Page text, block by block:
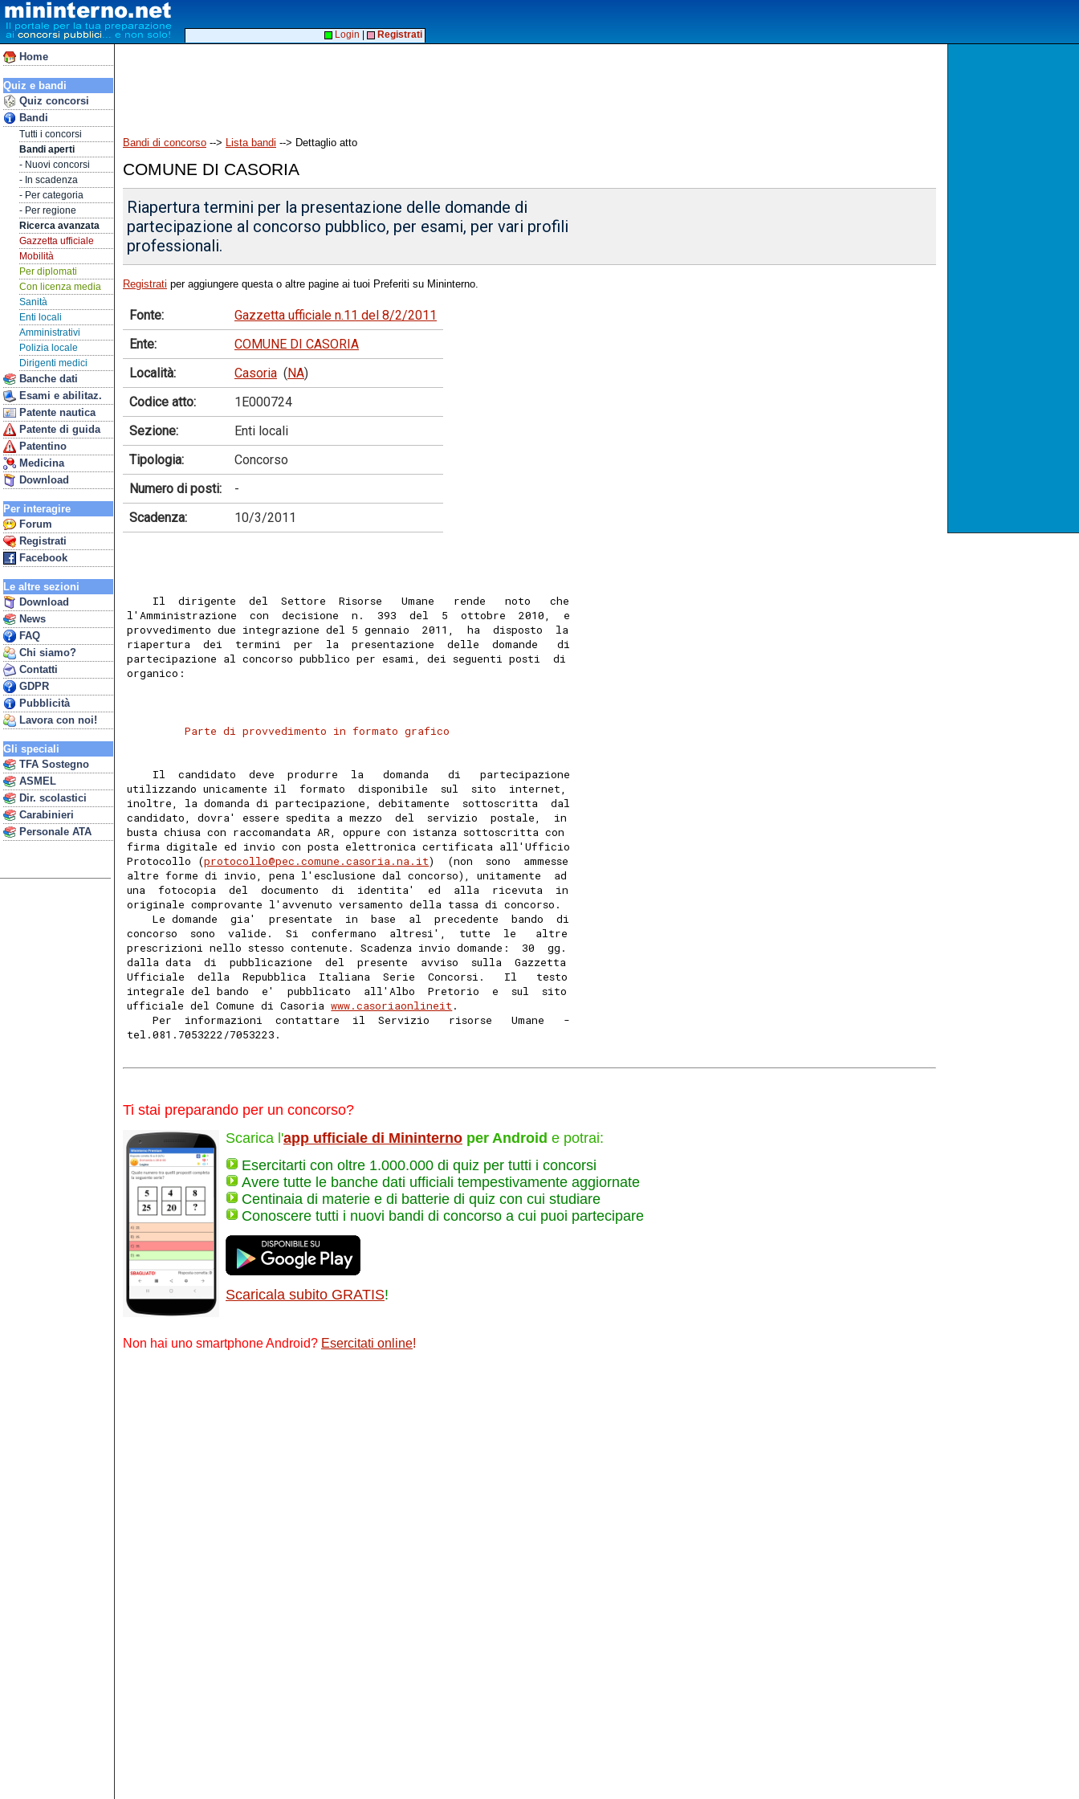
Home
Quiz e bandi
Quiz concorsi
Bandi
Tutti i concorsi
Bandi aperti
- Nuovi concorsi
- In scadenza
- Per categoria
- Per regione
Ricerca avanzata
Gazzetta ufficiale
Mobilità
Per diplomati
Con licenza media
Sanità
Enti locali
Amministrativi
Polizia locale
Dirigenti medici
Banche dati
Esami e abilitaz.
Patente nautica
Patente di guida
Patentino
Medicina
Download
Per interagire
Forum
Registrati
Facebook
Le altre sezioni
Download
News
FAQ
Chi siamo?
Contatti
GDPR
Pubblicità
Lavora con noi!
Gli speciali
TFA Sostegno
ASMEL
Dir. scolastici
Carabinieri
Personale ATA
Login Registrati
Bandi di concorso --> Lista bandi --> Dettaglio atto
COMUNE DI CASORIA
Riapertura termini per la presentazione delle domande di
partecipazione al concorso pubblico, per esami, per vari profili
professionali.
Registrati per aggiungere questa o altre pagine ai tuoi Preferiti su Mininterno.
Fonte:
Gazzetta ufficiale n.11 del 8/2/2011
Ente:
COMUNE DI CASORIA
Località:
Casoria (NA)
Codice atto:
1E000724
Sezione:
Enti locali
Tipologia:
Concorso
Numero di posti:
-
Scadenza:
10/3/2011
    Il  dirigente  del  Settore  Risorse   Umane   rende   noto   che
l'Amministrazione  con  decisione  n.  393  del  5  ottobre  2010,  e
provvedimento due integrazione del 5 gennaio  2011,  ha  disposto  la
riapertura  dei  termini  per  la  presentazione  delle  domande   di
partecipazione al concorso pubblico per esami, dei seguenti posti  di
organico:
Parte di provvedimento in formato grafico
    Il  candidato  deve  produrre  la   domanda   di   partecipazione
utilizzando unicamente il  formato  disponibile  sul  sito  internet,
inoltre, la domanda di partecipazione, debitamente  sottoscritta  dal
candidato, dovra' essere spedita a mezzo  del  servizio  postale,  in
busta chiusa con raccomandata AR, oppure con istanza sottoscritta con
firma digitale ed invio con posta elettronica certificata all'Ufficio
Protocollo (protocollo@pec.comune.casoria.na.it)  (non  sono  ammesse
altre forme di invio, pena l'esclusione dal concorso), unitamente  ad
una  fotocopia  del  documento  di  identita'  ed  alla  ricevuta  in
originale comprovante l'avvenuto versamento della tassa di concorso.
    Le domande  gia'  presentate  in  base  al  precedente  bando  di
concorso  sono  valide.  Si  confermano  altresi',  tutte  le   altre
prescrizioni nello stesso contenute. Scadenza invio domande:  30  gg.
dalla data  di  pubblicazione  del  presente  avviso  sulla  Gazzetta
Ufficiale  della  Repubblica  Italiana  Serie  Concorsi.   Il   testo
integrale del bando  e'  pubblicato  all'Albo  Pretorio  e  sul  sito
ufficiale del Comune di Casoria www.casoriaonlineit .
    Per  informazioni  contattare  il  Servizio   risorse   Umane   -
tel.081.7053222/7053223.
Ti stai preparando per un concorso?
Scarica l'app ufficiale di Mininterno per Android e potrai:
Esercitarti con oltre 1.000.000 di quiz per tutti i concorsi
Avere tutte le banche dati ufficiali tempestivamente aggiornate
Centinaia di materie e di batterie di quiz con cui studiare
Conoscere tutti i nuovi bandi di concorso a cui puoi partecipare
Scaricala subito GRATIS!
Non hai uno smartphone Android? Esercitati online!